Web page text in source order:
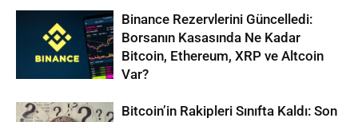
Binance Rezervlerini Güncelledi:
Borsanın Kasasında Ne Kadar
Bitcoin, Ethereum, XRP ve Altcoin
Var?
Bitcoin’in Rakipleri Sınıfta Kaldı: Son